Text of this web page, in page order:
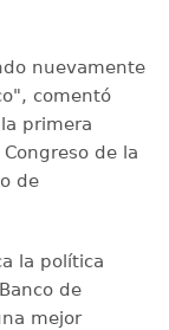
nuevamente
comentó
primera
de la
de
la política
de
mejor